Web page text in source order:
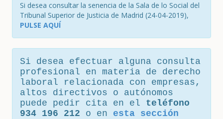
Si desea consultar la senencia de la Sala de lo Social del
Tribunal Superior de Justicia de Madrid (24-04-2019),
PULSE AQUÍ
Si desea efectuar alguna consulta
profesional en materia de derecho
laboral relacionada con empresas,
altos directivos o autónomos
puede pedir cita en el teléfono
934 196 212 o en esta sección